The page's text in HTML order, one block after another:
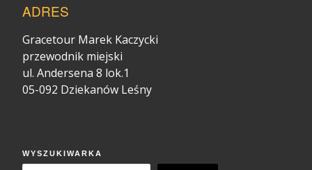
ADRES
Gracetour Marek Kaczycki
przewodnik miejski
ul. Andersena 8 lok.1
05-092 Dziekanów Leśny
WYSZUKIWARKA